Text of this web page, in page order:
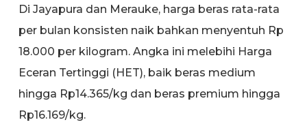
Di Jayapura dan Merauke, harga beras rata-rata
per bulan konsisten naik bahkan menyentuh Rp
18.000 per kilogram. Angka ini melebihi Harga
Eceran Tertinggi (HET), baik beras medium
hingga Rp14.365/kg dan beras premium hingga
Rp16.169/kg.